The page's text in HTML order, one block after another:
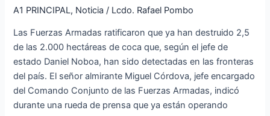
A1 PRINCIPAL, Noticia / Lcdo. Rafael Pombo
Las Fuerzas Armadas ratificaron que ya han destruido 2,5
de las 2.000 hectáreas de coca que, según el jefe de
estado Daniel Noboa, han sido detectadas en las fronteras
del país. El señor almirante Miguel Córdova, jefe encargado
del Comando Conjunto de las Fuerzas Armadas, indicó
durante una rueda de prensa que ya están operando
han
2,5
de
las
2.000
hectáreas
de